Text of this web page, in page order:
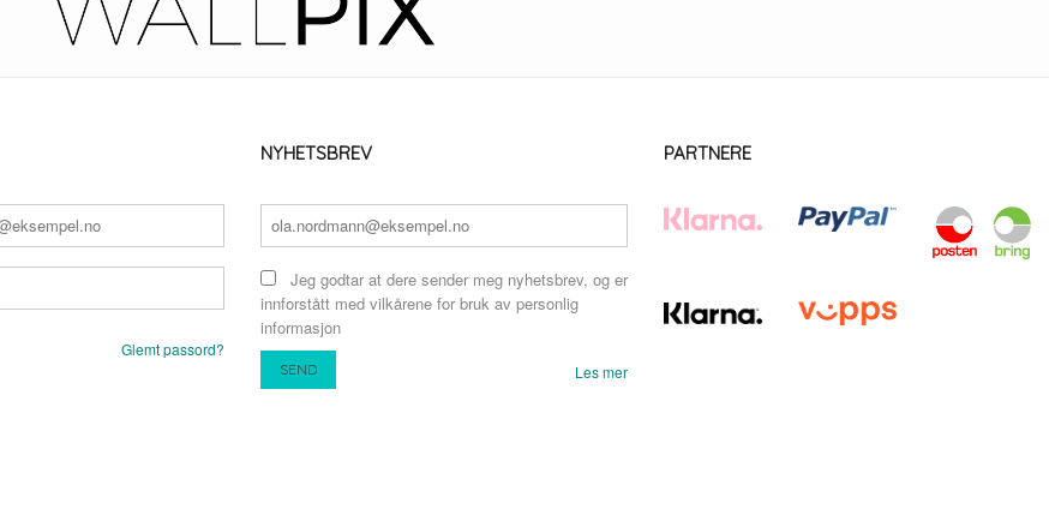
Glemt passord?
NYHETSBREV
Jeg godtar at dere sender meg nyhetsbrev, og er
innforstått med vilkårene for bruk av personlig
informasjon
Les mer
PARTNERE